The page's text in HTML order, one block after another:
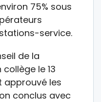
75% sous
service.
de la
le 13
approuvé les
conclus avec